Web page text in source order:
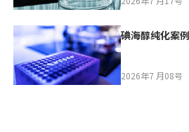
碘海醇纯化案
2026年7 月08号